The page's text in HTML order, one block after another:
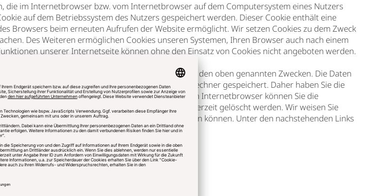
die im Internetbrowser bzw. vom Internetbrowser auf dem Computersystem eines Nutzers
auf dem Betriebssystem des Nutzers gespeichert werden. Dieser Cookie enthält eine
Browsers beim erneuten Aufrufen der Website ermöglicht. Wir setzen Cookies zu dem Zweck
Des Weiteren ermöglichen Cookies unseren Systemen, Ihren Browser auch nach einem
unserer Internetseite können ohne den Einsatz von Cookies nicht angeboten werden.
wiedererkannt wird.
lit. f) DSGVO aus dem berechtigten Interesse an den oben genannten Zwecken. Die Daten
Ihnen gespeichert. Cookies werden auf Ihrem Rechner gespeichert. Daher haben Sie die
entsprechender technischer Einstellungen in Ihrem Internetbrowser können Sie die
Bereits gespeicherte Cookies können jederzeit gelöscht werden. Wir weisen Sie
dieser Website vollumfänglich werden nutzen können. Unter den nachstehenden Links
verwalten (u.a. auch deaktivieren) können:
internetexplorer-delete-manage-cookies
ablehnen
and-website-datasfri11471/mac